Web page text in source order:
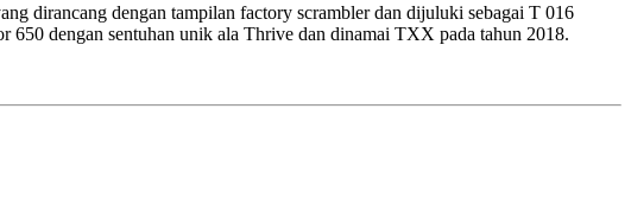
dirancang dengan tampilan factory scrambler dan dijuluki sebagai T 016
dengan sentuhan unik ala Thrive dan dinamai TXX pada tahun 2018.